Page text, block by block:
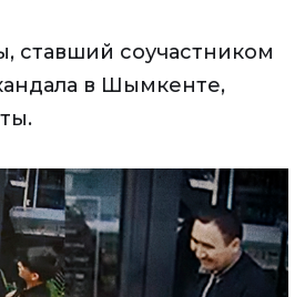
ставший соучастником
в Шымкенте,